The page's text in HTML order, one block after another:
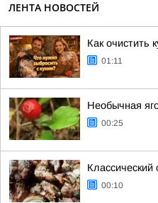
ЛЕНТА НОВОСТЕЙ
Как очистить
01:11
Необычная
00:25
00:10